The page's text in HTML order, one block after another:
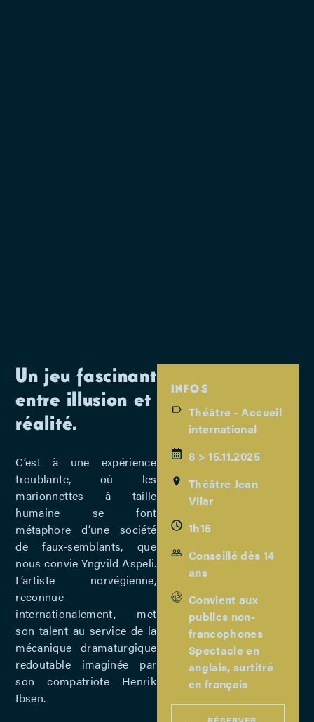
Un jeu fascinant
entre illusion et
réalité.
C’est à une expérience
troublante, où les
marionnettes à taille
humaine se font
métaphore d’une société
de faux-semblants, que
nous convie Yngvild Aspeli.
L’artiste norvégienne,
reconnue
internationalement, met
son talent au service de la
mécanique dramaturgique
redoutable imaginée par
son compatriote Henrik
Ibsen.
INFOS
Théâtre - Accueil
international
8 > 15.11.2025
Théâtre Jean
Vilar
1h15
Conseillé dès 14
ans
Convient aux
publics non-
francophones
Spectacle en
anglais, surtitré
en français